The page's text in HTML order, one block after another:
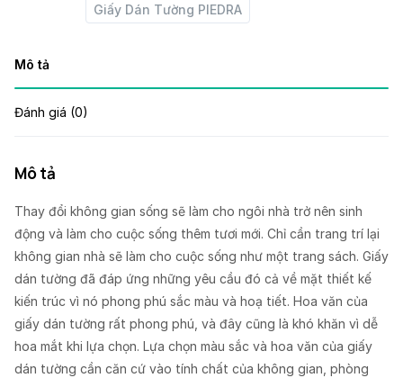
Giấy Dán Tường PIEDRA
Mô tả
Đánh giá (0)
Mô tả
Thay đổi không gian sống sẽ làm cho ngôi nhà trở nên sinh
động và làm cho cuộc sống thêm tươi mới. Chỉ cần trang trí lại
không gian nhà sẽ làm cho cuộc sống như một trang sách. Giấy
dán tường đã đáp ứng những yêu cầu đó cả về mặt thiết kế
kiến trúc vì nó phong phú sắc màu và hoạ tiết. Hoa văn của
giấy dán tường rất phong phú, và đây cũng là khó khăn vì dễ
hoa mắt khi lựa chọn. Lựa chọn màu sắc và hoa văn của giấy
dán tường cần căn cứ vào tính chất của không gian, phòng